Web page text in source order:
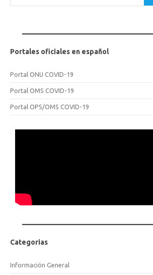
Portales oficiales en español
Portal ONU COVID-19
Portal OMS COVID-19
Portal OPS/OMS COVID-19
Categorias
Información General